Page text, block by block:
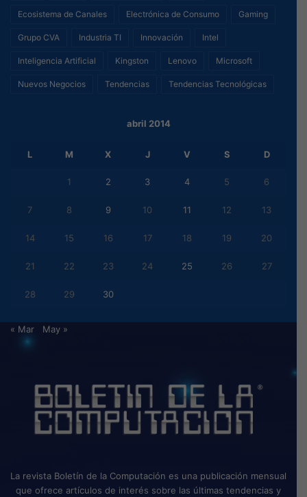
Ecosistema de Canales Electrónica de Consumo Gaming
Grupo CVA Industria TI Innovación Intel
Inteligencia Artificial Kingston Lenovo Microsoft
Nuevos Negocios Tendencias Tendencias Tecnológicas
abril 2014
L M X J V S D
1 2 3 4 5 6
7 8 9 10 11 12 13
14 15 16 17 18 19 20
21 22 23 24 25 26 27
28 29 30
« Mar May »
La revista Boletín de la Computación es una publicación mensual
que ofrece artículos de interés sobre las últimas tendencias y